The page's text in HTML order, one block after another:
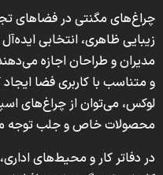
چراغ‌های مگنتی در فضاهای
زیبایی ظاهری، انتخابی
مدیران و طراحان اجازه
و متناسب با کاربری فضا
لوکس، می‌توان از چراغ‌های
محصولات خاص و جلب توجه
در دفاتر کار و محیط‌های